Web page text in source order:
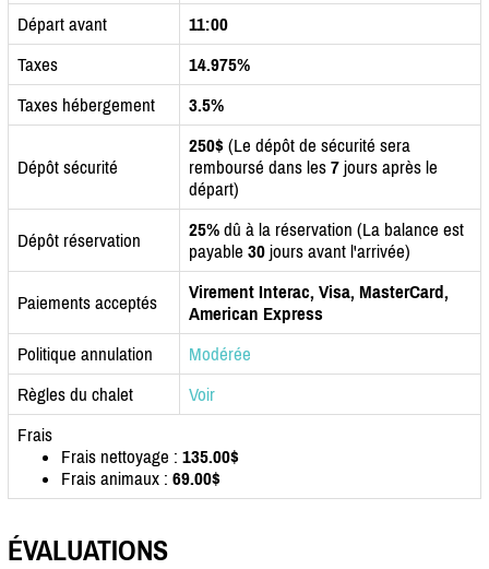
Départ avant
11:00
Taxes
14.975%
Taxes hébergement
3.5%
Dépôt sécurité
250$ (Le dépôt de sécurité sera
remboursé dans les 7 jours après le
départ)
Dépôt réservation 25% dû à la réservation (La balance est
payable 30 jours avant l'arrivée)
Paiements acceptés
Virement Interac, Visa, MasterCard,
American Express
Politique annulation
Modérée
Règles du chalet
Voir
Frais
Frais nettoyage : 135.00$
Frais animaux : 69.00$
ÉVALUATIONS